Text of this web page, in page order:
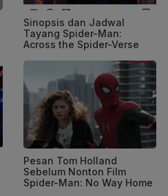
Sinopsis dan Jadwal
Tayang Spider-Man:
Across the Spider-Verse
Pesan Tom Holland
Sebelum Nonton Film
Spider-Man: No Way Home